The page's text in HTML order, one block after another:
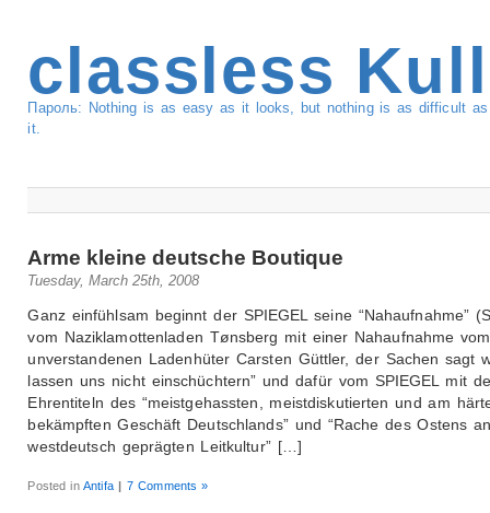
classless
Пароль: Nothing is as easy as it looks, but nothing is as difficult
it.
Arme kleine deutsche Boutique
Tuesday, March 25th, 2008
Ganz einfühlsam beginnt der SPIEGEL seine “Nahaufnahme”
vom Naziklamottenladen Tønsberg mit einer Nahaufnahme
unverstandenen Ladenhüter Carsten Güttler, der Sachen sagt
lassen uns nicht einschüchtern” und dafür vom SPIEGEL mit
Ehrentiteln des “meistgehassten, meistdiskutierten und am
bekämpften Geschäft Deutschlands” und “Rache des Ostens
westdeutsch geprägten Leitkultur” […]
Posted inAntifa | 7 Comments »